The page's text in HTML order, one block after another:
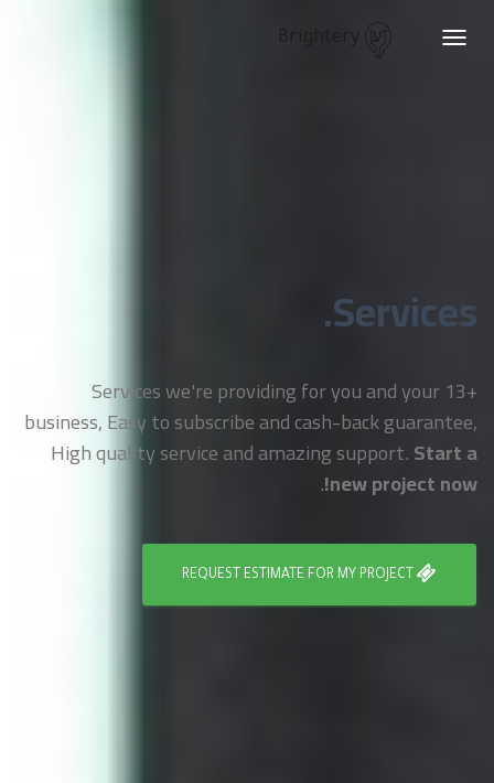
Toggle
Services.
+13 Services we're providing for you and your
business, Easy to subscribe and cash-back guarantee,
High quality service and amazing support.Start a
new project now!
.